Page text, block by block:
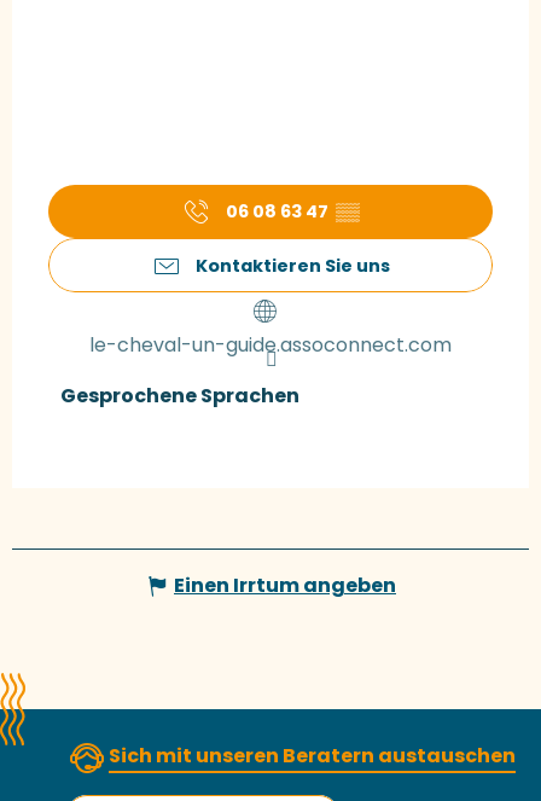
06 08 63 47 ▒▒
Kontaktieren Sie uns
le-cheval-un-guide.assoconnect.com
Gesprochene Sprachen
Gesprochene Sprachen
Einen Irrtum angeben
Sich mit unseren Beratern austauschen